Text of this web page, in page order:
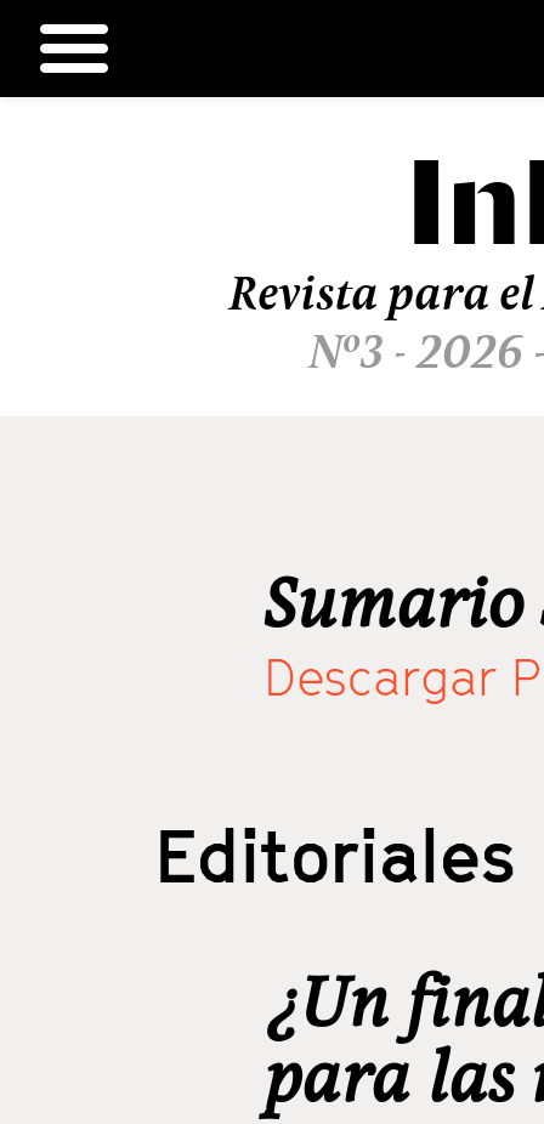
Revista para
Nº3 - 2026
Sumario
Descargar
Editoriales
¿Un
para las